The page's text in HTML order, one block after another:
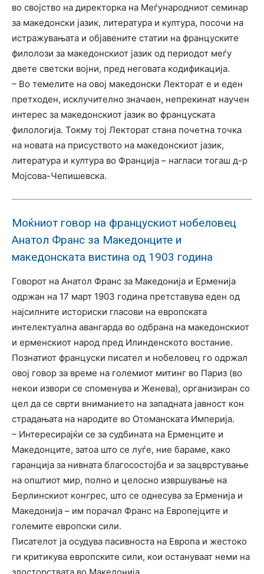
во својство на директорка на Меѓународниот семинар
за македонски јазик, литература и култура, посочи на
истражувањата и објавените статии на француските
филолози за македонскиот јазик од периодот меѓу
двете светски војни, пред неговата кодификација.
– Во темелите на овој македонски Лекторат е и еден
претходен, исклучително значаен, непрекинат научен
интерес за македонскиот јазик во француската
филологија. Токму тој Лекторат стана почетна точка
на новата на присуството на македонскиот јазик,
литература и култура во Франција – нагласи тогаш д-р
Мојсова-Чепишевска.
Моќниот говор на францускиот нобеловец
Анатол Франс за Македонците и
македонската вистина од 1903 година
Говорот на Анатол Франс за Македонија и Ерменија
одржан на 17 март 1903 година претставува еден од
најсилните историски гласови на европската
интелектуална авангарда во одбрана на македонскиот
и ерменскиот народ пред Илинденското востание.
Познатиот француски писател и нобеловец го одржал
овој говор за време на големиот митинг во Париз (во
некои извори се споменува и Женева), организиран со
цел да се сврти вниманието на западната јавност кон
страдањата на народите во Отоманската Империја.
– Интересирајќи се за судбината на Ерменците и
Македонците, затоа што се луѓе, ние бараме, како
гаранција за нивната благосостојба и за зацврстување
на општиот мир, полно и целосно извршување на
Берлинскиот конгрес, што се однесува за Ерменија и
Македонија – им порачал Франс на Европејците и
големите европски сили.
Писателот ја осудува пасивноста на Европа и жестоко
ги критикува европските сили, кои остануваат неми на